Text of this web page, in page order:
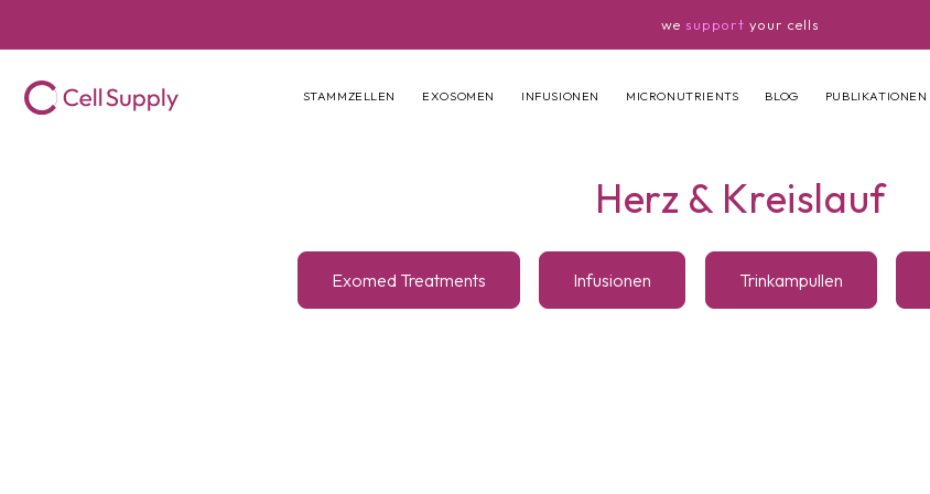
we support your cells
STAMMZELLEN EXOSOMEN INFUSIONEN MICRONUTRIENTS BLOG PUBLIKATIONEN
K
a
t
Herz & Kreislauf
Exomed Treatments Infusionen Trinkampullen